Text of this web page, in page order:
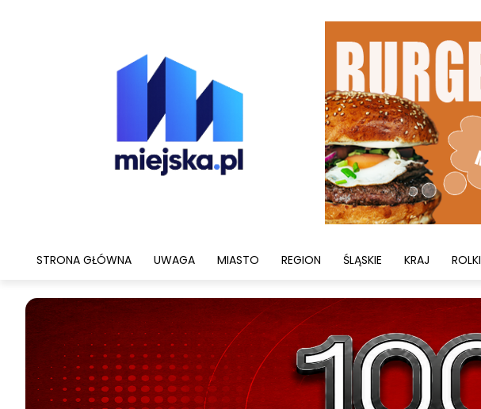
STRONA GŁÓWNA UWAGA MIASTO REGION ŚLĄSKIE KRAJ ROLKI